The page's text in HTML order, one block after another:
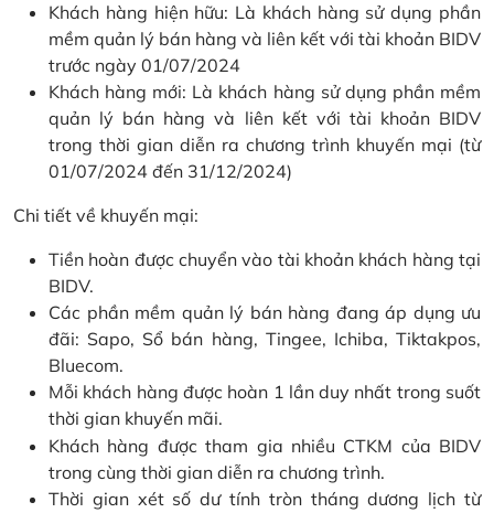
Khách hàng hiện hữu: Là khách hàng sử dụng phần
mềm quản lý bán hàng và liên kết với tài khoản BIDV
trước ngày 01/07/2024
Khách hàng mới: Là khách hàng sử dụng phần mềm
quản lý bán hàng và liên kết với tài khoản BIDV
trong thời gian diễn ra chương trình khuyến mại (từ
01/07/2024 đến 31/12/2024)
Chi tiết về khuyến mại:
Tiền hoàn được chuyển vào tài khoản khách hàng tại
BIDV.
Các phần mềm quản lý bán hàng đang áp dụng ưu
đãi: Sapo, Sổ bán hàng, Tingee, Ichiba, Tiktakpos,
Bluecom.
Mỗi khách hàng được hoàn 1 lần duy nhất trong suốt
thời gian khuyến mãi.
Khách hàng được tham gia nhiều CTKM của BIDV
trong cùng thời gian diễn ra chương trình.
Thời gian xét số dư tính tròn tháng dương lịch từ